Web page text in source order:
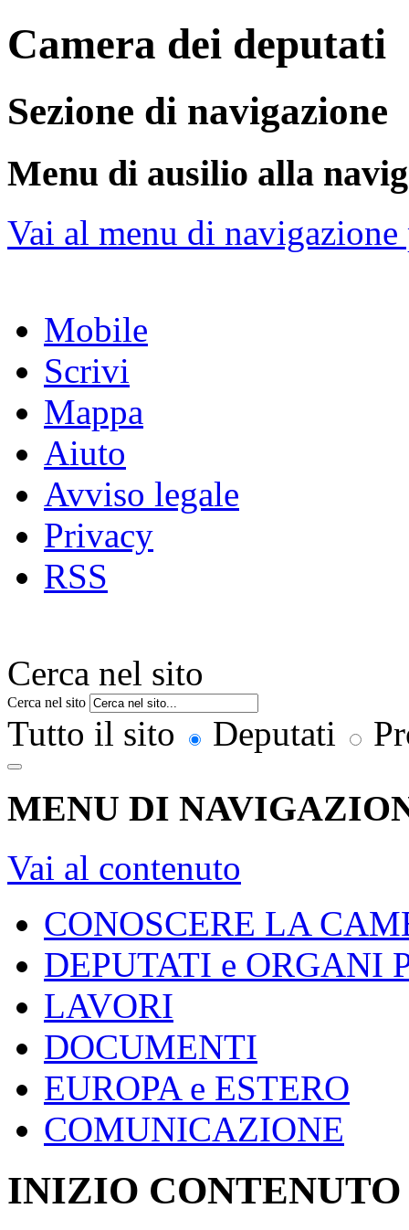
Camera dei deputati
Sezione di navigazione
Menu di ausilio alla
Vai al menu di
Mobile
Scrivi
Mappa
Aiuto
Avviso legale
Privacy
RSS
Cerca nel sito
Cerca nel sito
Tutto il sito Deputati
MENU DI
Vai al contenuto
CONOSCERE LA
DEPUTATI e ORGANI
LAVORI
DOCUMENTI
EUROPA e ESTERO
COMUNICAZIONE
INIZIO CONTENUTO